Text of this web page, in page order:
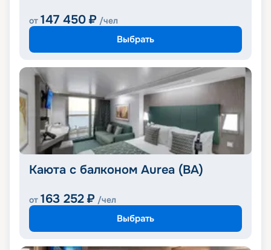
от 147 450 ₽ /чел
Выбрать
Каюта с балконом Aurea (BA)
от 163 252 ₽ /чел
Выбрать